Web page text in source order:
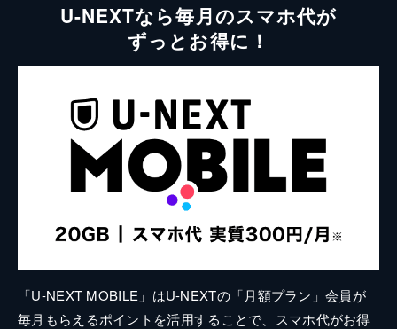
U-NEXTなら毎月のスマホ代が
ずっとお得に！
「U-NEXT MOBILE」はU-NEXTの「月額プラン」会員が
毎月もらえるポイントを活用することで、スマホ代がお得